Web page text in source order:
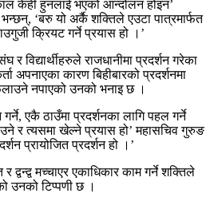
केही हुनलाई भएको आन्दोलन होइन’
‘बरु यो अर्कै शक्तिले एउटा पात्रमार्फत
क्रियट गर्ने प्रयास हो ।’
र विद्यार्थीहरुले राजधानीमा प्रदर्शन गरेका
अपनाएका कारण बिहीबारको प्रदर्शनमा
नपाएको उनको भनाइ छ ।
एकै ठाउँमा प्रदर्शनका लागि पहल गर्ने
र त्यसमा खेल्ने प्रयास हो’ महासचिव गुरुङ
प्रायोजित प्रदर्शन हो ।’
मच्चाएर एकाधिकार काम गर्ने शक्तिले
उनको टिप्पणी छ ।